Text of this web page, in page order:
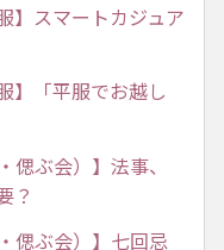
】スマートカジュア
】「平服でお越し
偲ぶ会）】法事、
？
偲ぶ会）】七回忌